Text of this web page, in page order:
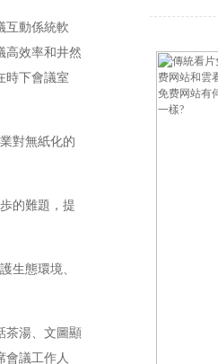
互動係統軟
高效率和井然
時下會議室
對無紙化的
的難題，提
生態環境、
茶湯、文圖顯
會議工作人